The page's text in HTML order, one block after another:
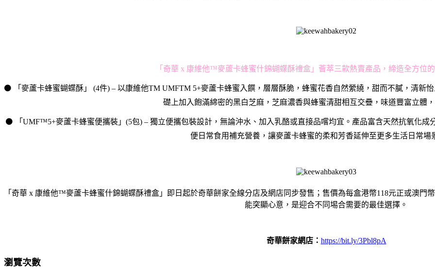
「奇華 x 康維他™麥蘆卡蜂蜜什錦蝴蝶酥禮盒」薈萃三款熱賣產品，締造全方位
⚫ 「麥蘆卡蜂蜜蝴蝶酥」 (4件) – 以康維他TM UMFTM 5+麥蘆卡蜂蜜入饌，層層酥脆，蜂蜜花香自然縈繞，甜而不膩，清新
礎上加入飽滿綿密的黑白芝麻，芝麻濃香與蜂蜜清甜相互交疊，味道豐富立體
⚫ 「UMF™5+麥蘆卡蜂蜜便攜裝」(5包) – 獨立便攜包裝設計，無論沖水、加入乳酪或直接品嚐均宜。產品富含天然抗氧化
便日常食用補充營養，讓麥蘆卡蜂蜜的柔和芳香延伸至更多生活日常場
「奇華 x 康維他™麥蘆卡蜂蜜什錦蝴蝶酥禮盒」即日起於奇華餅家全線分店及網店同步發售；售價為每盒港幣118元正或澳門
能突顯心意，是迎合不同埸合需要的最佳選擇。
奇華餅家網店： https://bit.ly/3Pbl8pA
瀏覽次數